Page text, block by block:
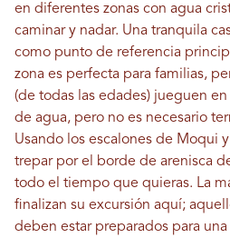
en diferentes zonas con agua
caminar y nadar. Una tranquila
como punto de referencia
zona es perfecta para familias,
(de todas las edades) jueguen
de agua, pero no es necesario
Usando los escalones de Moqui
trepar por el borde de arenisca
todo el tiempo que quieras. La
finalizan su excursión aquí;
deben estar preparados para